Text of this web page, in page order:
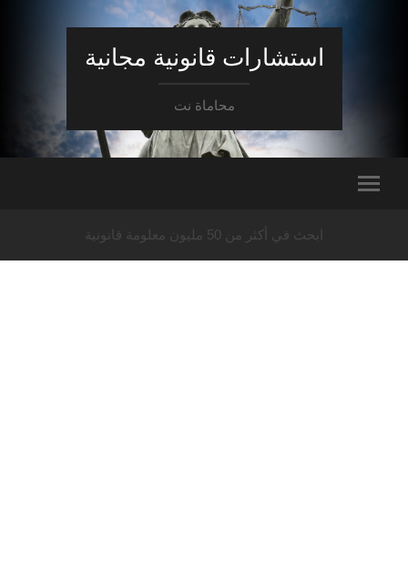
استشارات قانونية مجانية
محاماة نت
ابحث في أكثر من 50 مليون معلومة قانونية